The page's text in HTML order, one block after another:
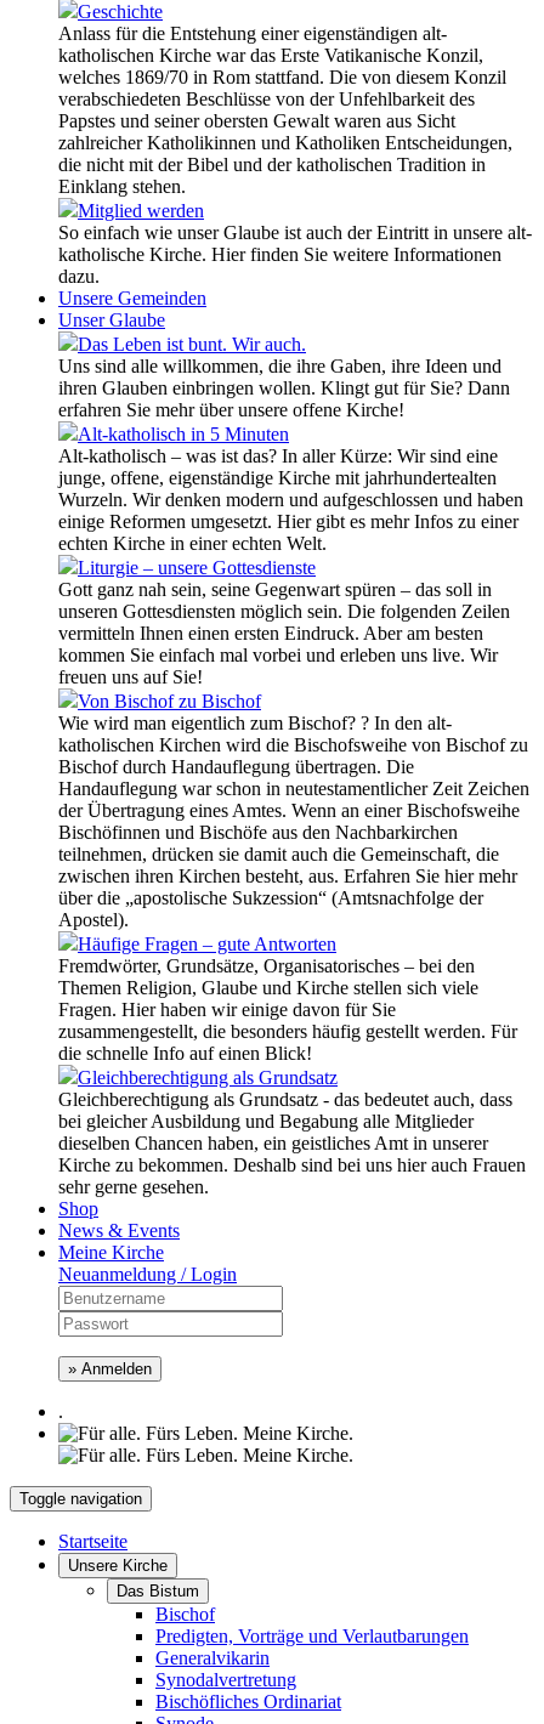
Geschichte
Anlass für die Entstehung einer eigenständigen alt-
katholischen Kirche war das Erste Vatikanische Konzil,
welches 1869/70 in Rom stattfand. Die von diesem Konzil
verabschiedeten Beschlüsse von der Unfehlbarkeit des
Papstes und seiner obersten Gewalt waren aus Sicht
zahlreicher Katholikinnen und Katholiken Entscheidungen,
die nicht mit der Bibel und der katholischen Tradition in
Einklang stehen.
Mitglied werden
So einfach wie unser Glaube ist auch der Eintritt in unsere alt-
katholische Kirche. Hier finden Sie weitere Informationen
dazu.
Unsere Gemeinden
Unser Glaube
Das Leben ist bunt. Wir auch.
Uns sind alle willkommen, die ihre Gaben, ihre Ideen und
ihren Glauben einbringen wollen. Klingt gut für Sie? Dann
erfahren Sie mehr über unsere offene Kirche!
Alt-katholisch in 5 Minuten
Alt-katholisch – was ist das? In aller Kürze: Wir sind eine
junge, offene, eigenständige Kirche mit jahrhundertealten
Wurzeln. Wir denken modern und aufgeschlossen und haben
einige Reformen umgesetzt. Hier gibt es mehr Infos zu einer
echten Kirche in einer echten Welt.
Liturgie – unsere Gottesdienste
Gott ganz nah sein, seine Gegenwart spüren – das soll in
unseren Gottesdiensten möglich sein. Die folgenden Zeilen
vermitteln Ihnen einen ersten Eindruck. Aber am besten
kommen Sie einfach mal vorbei und erleben uns live. Wir
freuen uns auf Sie!
Von Bischof zu Bischof
Wie wird man eigentlich zum Bischof? ? In den alt-
katholischen Kirchen wird die Bischofsweihe von Bischof zu
Bischof durch Handauflegung übertragen. Die
Handauflegung war schon in neutestamentlicher Zeit Zeichen
der Übertragung eines Amtes. Wenn an einer Bischofsweihe
Bischöfinnen und Bischöfe aus den Nachbarkirchen
teilnehmen, drücken sie damit auch die Gemeinschaft, die
zwischen ihren Kirchen besteht, aus. Erfahren Sie hier mehr
über die „apostolische Sukzession“ (Amtsnachfolge der
Apostel).
Häufige Fragen – gute Antworten
Fremdwörter, Grundsätze, Organisatorisches – bei den
Themen Religion, Glaube und Kirche stellen sich viele
Fragen. Hier haben wir einige davon für Sie
zusammengestellt, die besonders häufig gestellt werden. Für
die schnelle Info auf einen Blick!
Gleichberechtigung als Grundsatz
Gleichberechtigung als Grundsatz - das bedeutet auch, dass
bei gleicher Ausbildung und Begabung alle Mitglieder
dieselben Chancen haben, ein geistliches Amt in unserer
Kirche zu bekommen. Deshalb sind bei uns hier auch Frauen
sehr gerne gesehen.
Shop
News & Events
Meine Kirche
Neuanmeldung / Login
» Anmelden
.
Toggle navigation
Startseite
Unsere Kirche
Das Bistum
Bischof
Predigten, Vorträge und Verlautbarungen
Generalvikarin
Synodalvertretung
Bischöfliches Ordinariat